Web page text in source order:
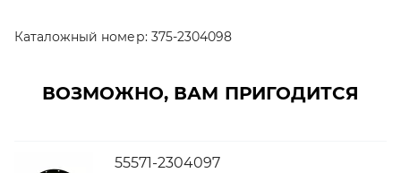
Каталожный номер: 375-2304098
ВОЗМОЖНО, ВАМ ПРИГОДИТСЯ
55571-2304097